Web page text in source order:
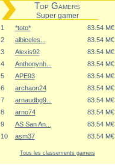
Top Gamers
Super gamer
1 *toto*
83.54 M€
2
albiceles...
83.54 M€
3
Alexis92
83.54 M€
4
Anthonynh...
83.54 M€
5
APE93
83.54 M€
6
archaon24
83.54 M€
7
arnaudbg9...
83.54 M€
8
arno74
83.54 M€
9
AS San An...
83.54 M€
10
asm37 83.54 M€
Tous les classements gamers